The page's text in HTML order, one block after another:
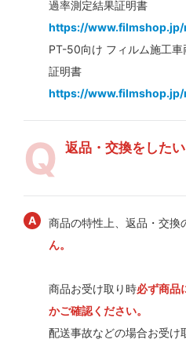
過率測定結果証明書
https://
PT-50向け フィルム施工
証明書
https://
返品・交換をしたい
商品の特性上、返品・交換
ん。
商品お受け取り時必ず商品
かご確認ください。
配送事故などの場合お受け